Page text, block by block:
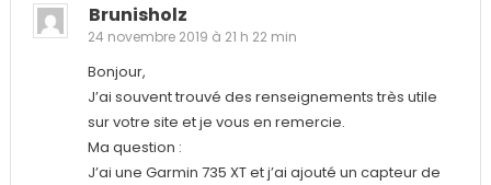
Brunisholz
24 novembre 2019 à 21 h 22 min
Bonjour,
J’ai souvent trouvé des renseignements très utile
sur votre site et je vous en remercie.
Ma question :
J’ai une Garmin 735 XT et j’ai ajouté un capteur de